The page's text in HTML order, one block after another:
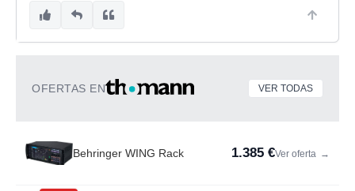
OFERTAS EN VER TODAS
Behringer WING Rack 1.385 €Ver oferta →